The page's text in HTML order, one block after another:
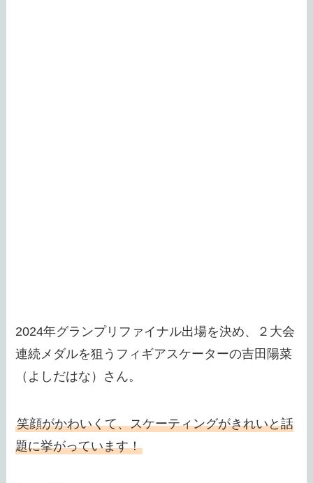
2024年グランプリファイナル出場を決め、２大会
連続メダルを狙うフィギアスケーターの吉田陽菜
（よしだはな）さん。
笑顔がかわいくて、スケーティングがきれいと話
題に挙がっています！